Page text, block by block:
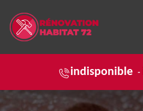
indisponible -